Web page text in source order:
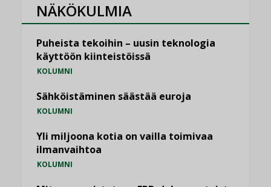
NÄKÖKULMIA
Puheista tekoihin – uusin teknologia
käyttöön kiinteistöissä
KOLUMNI
Sähköistäminen säästää euroja
KOLUMNI
Yli miljoona kotia on vailla toimivaa
ilmanvaihtoa
KOLUMNI